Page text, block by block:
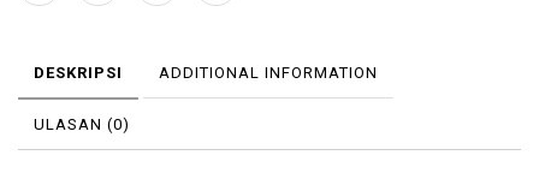
DESKRIPSI ADDITIONAL INFORMATION
ULASAN (0)